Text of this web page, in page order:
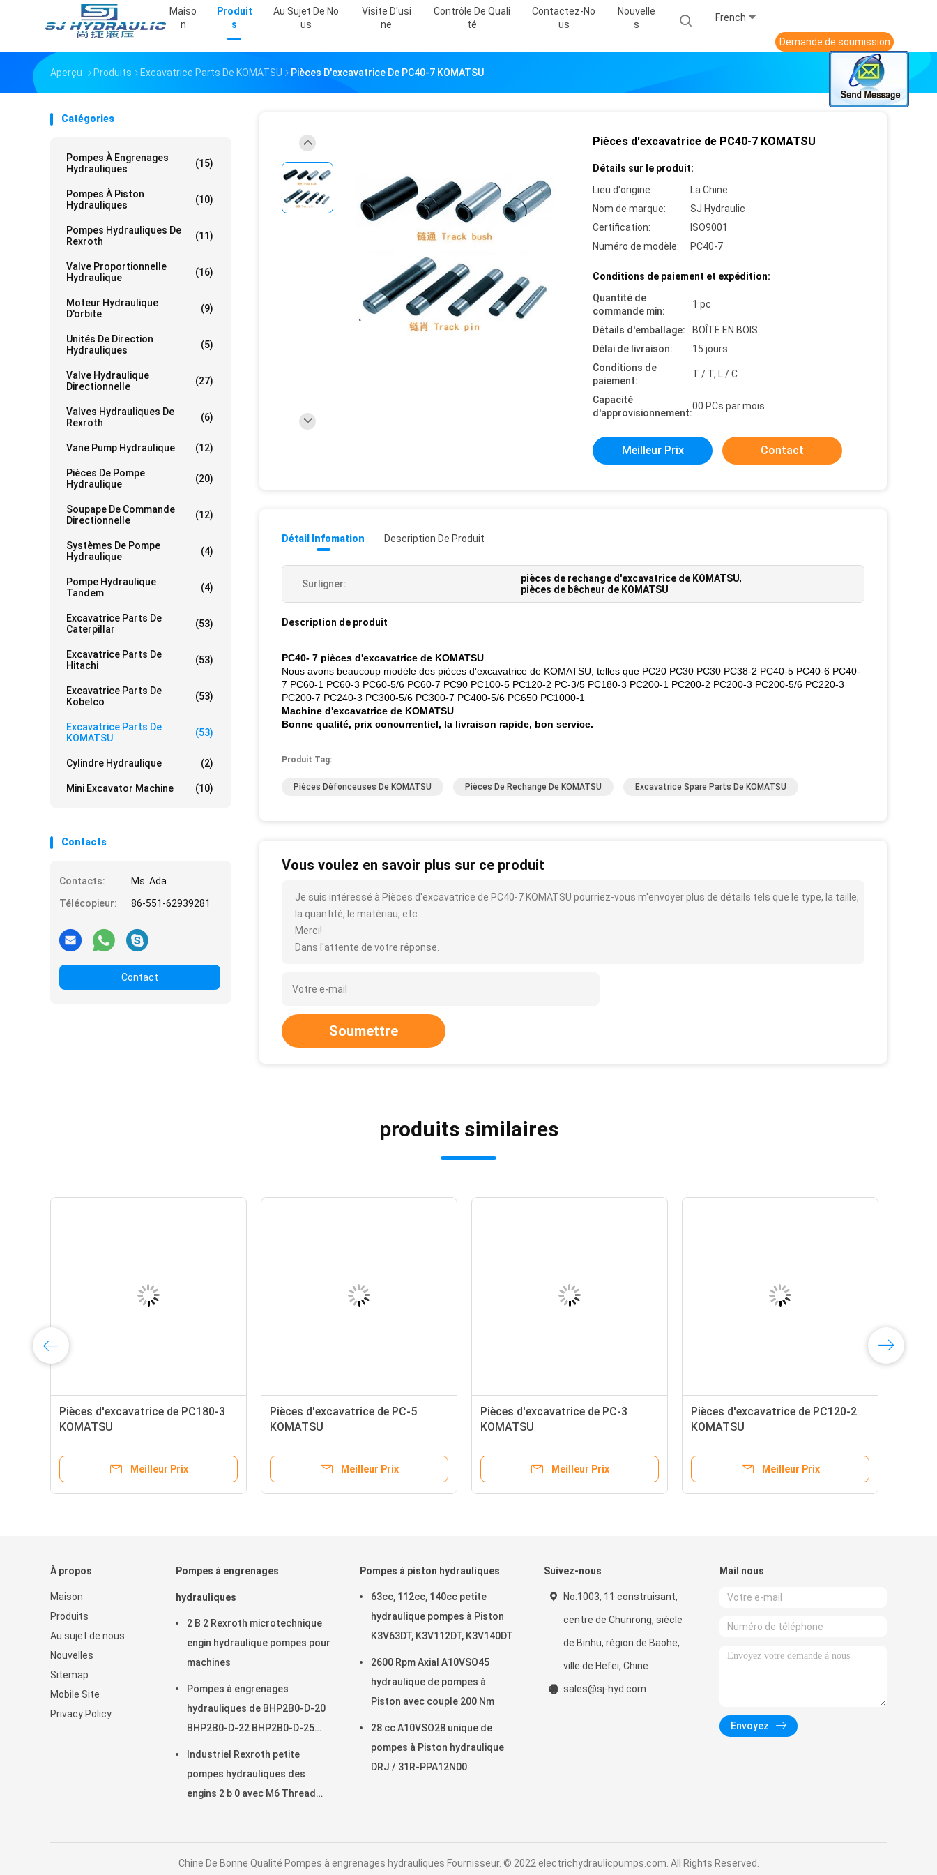
Maiso
N
Produit
S
Au Sujet De No
Us
Visite D'usi
Ne
Contrôle De Quali
Té
Contactez-No
Us
Nouvelle
S
French
Demande de soumission
Aperçu Produits Excavatrice Parts De KOMATSU Pièces D'excavatrice De PC40-7 KOMATSU
Catégories
Pompes À Engrenages
Hydrauliques
(15)
Pompes À Piston
Hydrauliques
(10)
Pompes Hydrauliques De
Rexroth
(11)
Valve Proportionnelle
Hydraulique
(16)
Moteur Hydraulique
D'orbite
(9)
Unités De Direction
Hydrauliques
(5)
Valve Hydraulique
Directionnelle
(27)
Valves Hydrauliques De
Rexroth
(6)
Vane Pump Hydraulique (12)
Pièces De Pompe
Hydraulique
(20)
Soupape De Commande
Directionnelle
(12)
Systèmes De Pompe
Hydraulique
(4)
Pompe Hydraulique
Tandem
(4)
Excavatrice Parts De
Caterpillar
(53)
Excavatrice Parts De
Hitachi
(53)
Excavatrice Parts De
Kobelco
(53)
Excavatrice Parts De
KOMATSU
(53)
Cylindre Hydraulique (2)
Mini Excavator Machine (10)
Contacts
Contacts:
Ms. Ada
Télécopieur:
86-551-62939281
Contact
Pièces d'excavatrice de PC40-7 KOMATSU
Détails sur le produit:
Lieu d'origine:
La Chine
Nom de marque:
SJ Hydraulic
Certification:
ISO9001
Numéro de modèle:
PC40-7
Conditions de paiement et expédition:
Quantité de
commande min:
1 pc
Détails d'emballage:
BOÎTE EN BOIS
Délai de livraison:
15 jours
Conditions de
paiement:
T / T, L / C
Capacité
d'approvisionnement:
00 PCs par mois
Meilleur Prix Contact
Détail Infomation Description De Produit
Surligner: pièces de rechange d'excavatrice de KOMATSU,
pièces de bêcheur de KOMATSU
Description de produit
PC40- 7 pièces d'excavatrice de KOMATSU
Nous avons beaucoup modèle des pièces d'excavatrice de KOMATSU, telles que PC20 PC30 PC30 PC38-2 PC40-5 PC40-6 PC40-
7 PC60-1 PC60-3 PC60-5/6 PC60-7 PC90 PC100-5 PC120-2 PC-3/5 PC180-3 PC200-1 PC200-2 PC200-3 PC200-5/6 PC220-3
PC200-7 PC240-3 PC300-5/6 PC300-7 PC400-5/6 PC650 PC1000-1
Machine d'excavatrice de KOMATSU
Bonne qualité, prix concurrentiel, la livraison rapide, bon service.
Produit Tag:
Pièces Défonceuses De KOMATSU Pièces De Rechange De KOMATSU Excavatrice Spare Parts De KOMATSU
Vous voulez en savoir plus sur ce produit
Je suis intéressé à Pièces d'excavatrice de PC40-7 KOMATSU pourriez-vous m'envoyer plus de détails tels que le type, la taille,
la quantité, le matériau, etc.
Merci!
Dans l'attente de votre réponse.
Soumettre
produits similaires
Pièces d'excavatrice de PC180-3
KOMATSU
Meilleur Prix
Pièces d'excavatrice de PC-5
KOMATSU
Meilleur Prix
Pièces d'excavatrice de PC-3
KOMATSU
Meilleur Prix
Pièces d'excavatrice de PC120-2
KOMATSU
Meilleur Prix
À propos
Maison
Produits
Au sujet de nous
Nouvelles
Sitemap
Mobile Site
Privacy Policy
Pompes à engrenages
hydrauliques
2 B 2 Rexroth microtechnique
engin hydraulique pompes pour
machines
Pompes à engrenages
hydrauliques de BHP2B0-D-20
BHP2B0-D-22 BHP2B0-D-25
Rexroth
Industriel Rexroth petite
pompes hydrauliques des
engins 2 b 0 avec M6 Thread
Pompes à piston hydrauliques
63cc, 112cc, 140cc petite
hydraulique pompes à Piston
K3V63DT, K3V112DT, K3V140DT
2600 Rpm Axial A10VSO45
hydraulique de pompes à
Piston avec couple 200 Nm
28 cc A10VSO28 unique de
pompes à Piston hydraulique
DRJ / 31R-PPA12N00
Suivez-nous
No.1003, 11 construisant,
centre de Chunrong, siècle
de Binhu, région de Baohe,
ville de Hefei, Chine
sales@sj-hyd.com
Mail nous
Envoyez
Chine De Bonne Qualité Pompes à engrenages hydrauliques Fournisseur. © 2022 electrichydraulicpumps.com. All Rights Reserved.